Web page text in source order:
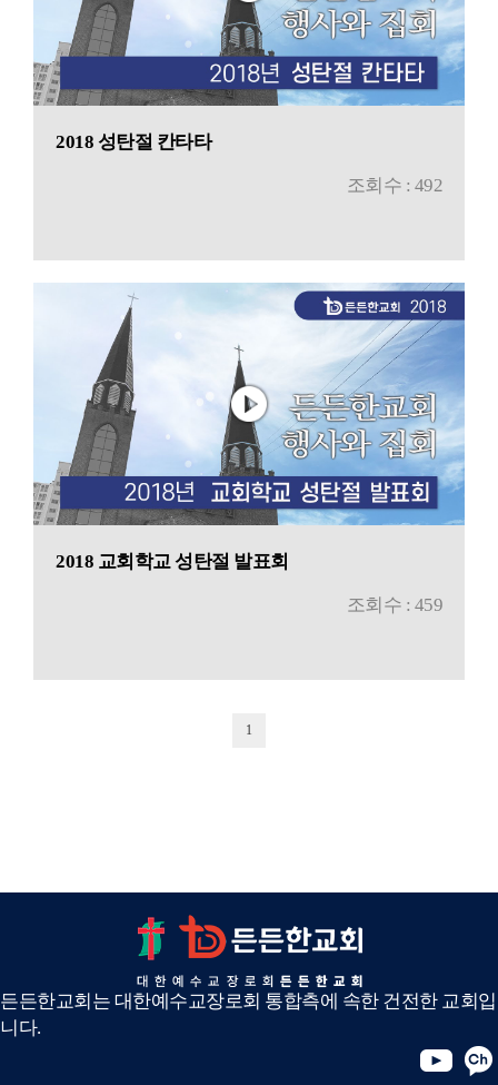
2018 성탄절 칸타타
조회수 : 492
2018 교회학교 성탄절 발표회
조회수 : 459
1
든든한교회는 대한예수교장로회 통합측에 속한 건전한 교회입
니다.